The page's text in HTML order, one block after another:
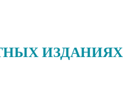
ИЗДАНИЯХ